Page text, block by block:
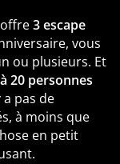
3 escape
vous
ou plusieurs. Et
20 personnes
pas de
à moins que
en petit